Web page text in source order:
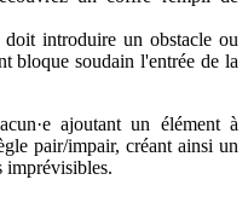
introduire un obstacle ou
bloque soudain l'entrée de la
ajoutant un élément à
pair/impair, créant ainsi un
imprévisibles.